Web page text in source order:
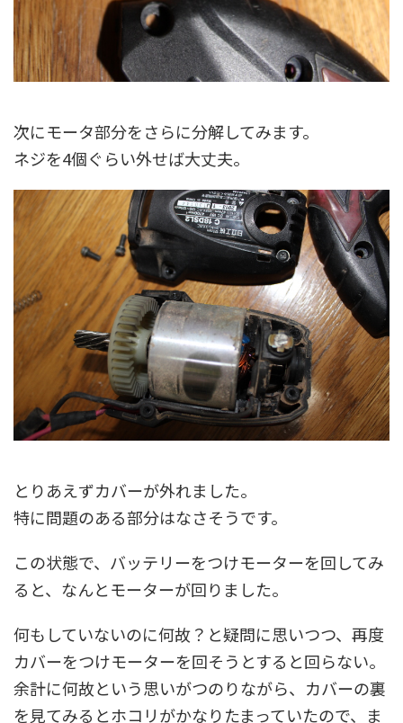
次にモータ部分をさらに分解してみます。
ネジを4個ぐらい外せば大丈夫。
とりあえずカバーが外れました。
特に問題のある部分はなさそうです。
この状態で、バッテリーをつけモーターを回してみ
ると、なんとモーターが回りました。
何もしていないのに何故？と疑問に思いつつ、再度
カバーをつけモーターを回そうとすると回らない。
余計に何故という思いがつのりながら、カバーの裏
を見てみるとホコリがかなりたまっていたので、ま